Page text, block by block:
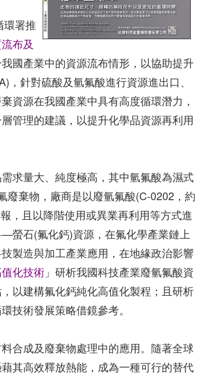
環署推
布及
國產業中的資源流布情形，以協助提升
針對硫酸及氫氟酸進行資源進出口、
資源在我國產業中具有高度循環潛力，
管理的建議，以提升化學品資源再利用
求量大、純度極高，其中氫氟酸為濕式
廢棄物，廠商是以廢氫氟酸(C-0202，約
，且以降階使用或異業再利用等方式進
螢石(氟化鈣)資源，在氟化學產業鏈上
製造與加工產業應用，在地緣政治影響
化技術 」研析我國科技產業廢氫氟酸資
以建構氟化鈣純化高值化製程；且研析
技術發展策略借鏡參考。
合成及廢棄物處理中的應用。隨著全球
其高效釋放熱能，成為一種可行的替代